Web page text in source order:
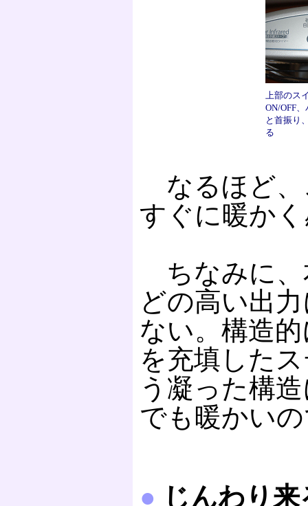
上部のス
ON/OFF
と首振り
る
なるほど、
すぐに暖か
ちなみに、
どの高い出
ない。構造
を充填した
う凝った構
でも暖かい
● じんわり